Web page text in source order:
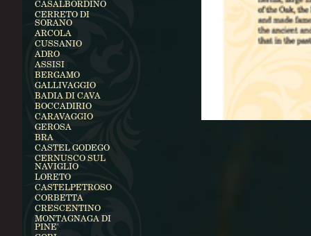
CASALBORDINO
CERRETO DI
SORANO
ARCOLA
CUSSANIO
ADRO
ASSISI
BERGAMO
GALLIVAGGIO
BADIA DI CAVA
BOCCADIRIO
CARAVAGGIO
GEROSA
BRA
CASTEL GODEGO
CERNUSCO SUL
NAVIGLIO
LORETO
CASTELPETROSO
CORBETTA
CRESCENTINO
MONTAGNAGA DI
PINE'